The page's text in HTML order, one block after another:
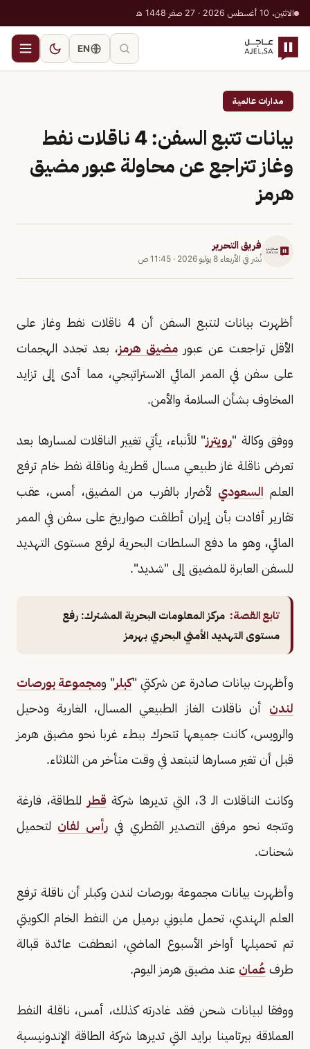
الاثنين، 10 أغسطس 2026 · 27 صفر 1448 هـ
EN
مدارات عالمية
بيانات تتبع السفن: 4 ناقلات نفط
وغاز تتراجع عن محاولة عبور مضيق
هرمز
فريق التحرير
نُشر في الأربعاء 8 يوليو 2026 · 11:45 ص
أظهرت بيانات لتتبع السفن أن 4 ناقلات نفط وغاز على
الأقل تراجعت عن عبور مضيق هرمز، بعد تجدد الهجمات
على سفن ​في الممر المائي الاستراتيجي، مما أدى إلى تزايد
المخاوف بشأن السلامة والأمن.
ووفق وكالة "رويترز" للأنباء، يأتي تغيير الناقلات لمسارها بعد
تعرض ناقلة غاز طبيعي مسال قطرية وناقلة نفط خام ترفع
العلم السعودي لأضرار بالقرب من المضيق، أمس، عقب
تقارير أفادت بأن إيران أطلقت صواريخ على سفن في الممر
المائي، وهو ما ​دفع السلطات البحرية لرفع مستوى التهديد
للسفن العابرة للمضيق إلى "شديد".
تابع القصة: مركز المعلومات البحرية المشترك: رفع
مستوى التهديد الأمني البحري بهرمز
وأظهرت بيانات صادرة عن شركتي ​"كبلر" ومجموعة بورصات
لندن أن ناقلات الغاز الطبيعي المسال، الغارية ودحيل
⁠والرويس، كانت جميعها تتحرك ببطء غربا نحو مضيق هرمز
قبل أن تغير مسارها لتبتعد في ​وقت متأخر من الثلاثاء.
وكانت الناقلات الـ 3، التي تديرها شركة قطر للطاقة، فارغة
وتتجه نحو مرفق ​التصدير القطري فيرأس لفان لتحميل
شحنات.
وأظهرت بيانات مجموعة بورصات لندن وكبلر أن ناقلة ترفع
العلم الهندي، تحمل مليوني برميل من النفط الخام الكويتي
تم تحميلها أواخر الأسبوع الماضي، انعطفت عائدة قبالة
طرف عُمان ​عند مضيق هرمز اليوم.
ووفقا لبيانات شحن فقد غادرته كذلك، أمس، ناقلة النفط
العملاقة بيرتامينا برايد التي تديرها شركة ⁠الطاقة ​الإندونيسية